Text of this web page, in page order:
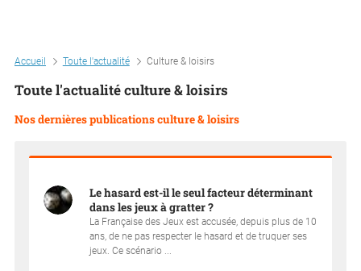
Accueil Toute l'actualité Culture & loisirs
Toute l'actualité culture & loisirs
Nos dernières publications culture & loisirs
Le hasard est-il le seul facteur déterminant
dans les jeux à gratter ?
La Française des Jeux est accusée, depuis plus de 10
ans, de ne pas respecter le hasard et de truquer ses
jeux. Ce scénario ...